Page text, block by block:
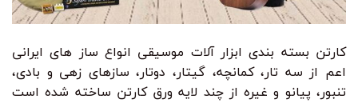
کارتن بسته بندی ابزار آلات موسیقی انواع ساز های ایرانی
اعم از سه تار، کمانچه، گیتار، دوتار، سازهای زهی و بادی،
تنبور، پیانو و غیره از چند لایه ورق کارتن ساخته شده است